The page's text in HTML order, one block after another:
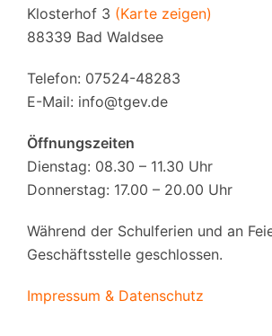
Klosterhof 3 (Karte zeigen)
88339 Bad Waldsee
Telefon: 07524-48283
E-Mail: info@tgev.de
Öffnungszeiten
Dienstag: 08.30 – 11.30 Uhr
Donnerstag: 17.00 – 20.00 Uhr
Während der Schulferien und an
Geschäftsstelle geschlossen.
Impressum & Datenschutz